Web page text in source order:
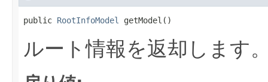
public RootInfoModel getModel()
ルート情報を返却します